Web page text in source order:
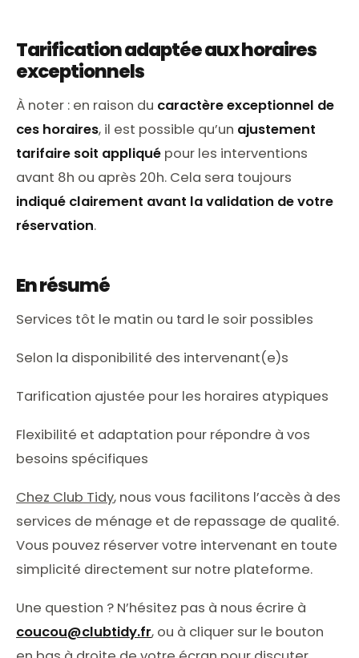
Tarification adaptée aux horaires
exceptionnels
À noter : en raison du caractère exceptionnel de
ces horaires, il est possible qu’un ajustement
tarifaire soit appliqué pour les interventions
avant 8h ou après 20h. Cela sera toujours
indiqué clairement avant la validation de votre
réservation.
En résumé
Services tôt le matin ou tard le soir possibles
Selon la disponibilité des intervenant(e)s
Tarification ajustée pour les horaires atypiques
Flexibilité et adaptation pour répondre à vos
besoins spécifiques
Chez Club Tidy, nous vous facilitons l’accès à des
services de ménage et de repassage de qualité.
Vous pouvez réserver votre intervenant en toute
simplicité directement sur notre plateforme.
Une question ? N’hésitez pas à nous écrire à
coucou@clubtidy.fr, ou à cliquer sur le bouton